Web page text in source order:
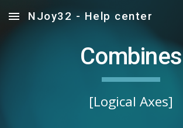
Skip to main content
NJoy32 - Help center
Combines
[Logical Axes]